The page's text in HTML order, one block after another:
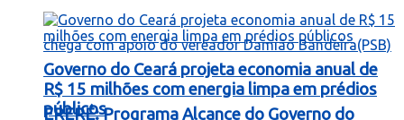
ERERÉ: Programa Alcance do Governo do
Governo do Ceará projeta economia anual de
R$ 15 milhões com energia limpa em prédios
públicos